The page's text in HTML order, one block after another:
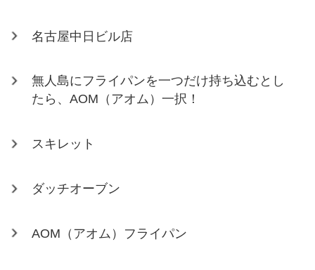
名古屋中日ビル店
無人島にフライパンを一つだけ持ち込むとし
たら、AOM（アオム）一択！
スキレット
ダッチオーブン
AOM（アオム）フライパン